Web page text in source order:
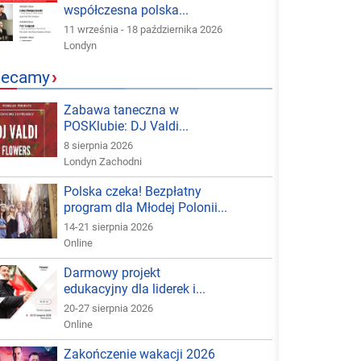
współczesna polska...
11 września - 18 października 2026
Londyn
›
Zabawa taneczna w
POSKlubie: DJ Valdi...
8 sierpnia 2026
Londyn Zachodni
Polska czeka! Bezpłatny
program dla Młodej Polonii...
14-21 sierpnia 2026
Online
Darmowy projekt
edukacyjny dla liderek i...
20-27 sierpnia 2026
Online
Zakończenie wakacji 2026